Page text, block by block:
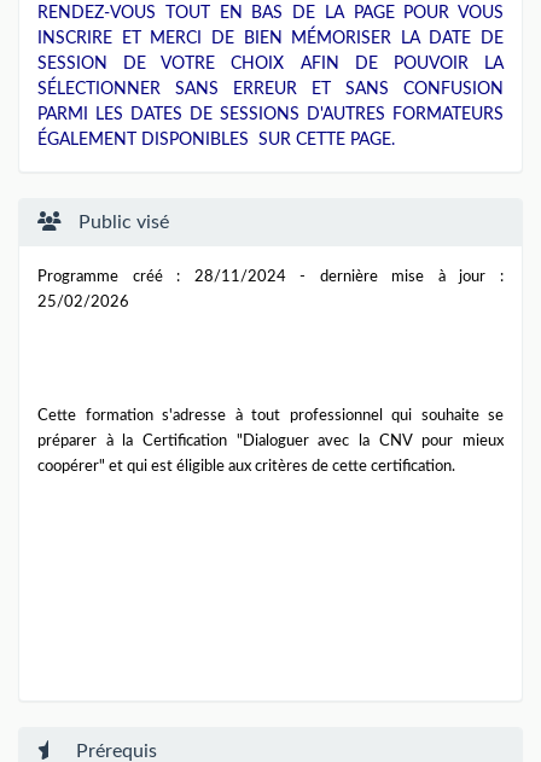
RENDEZ-VOUS TOUT EN BAS DE LA PAGE POUR VOUS
INSCRIRE ET MERCI DE BIEN MÉMORISER LA DATE DE
SESSION DE VOTRE CHOIX AFIN DE POUVOIR LA
SÉLECTIONNER SANS ERREUR ET SANS CONFUSION
PARMI LES DATES DE SESSIONS D'AUTRES FORMATEURS
ÉGALEMENT DISPONIBLES SUR CETTE PAGE.
Public visé
Programme créé : 28/11/2024 - dernière mise à jour :
25/02/2026
Cette formation s'adresse à tout professionnel qui souhaite se
préparer à la Certification " Dialoguer avec la CNV pour mieux
coopérer" et qui est éligible aux critères de cette certification.
Prérequis